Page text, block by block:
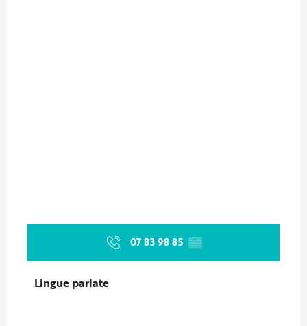
07 83 98 85 ▒▒
Lingue parlate
Lingue parlate